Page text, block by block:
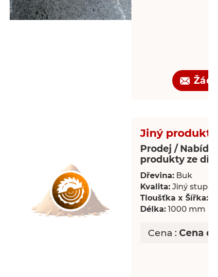
Jiný produkt
Prodej /
produkty ze
Dřevina: Buk
Kvalita: Jiný
Tloušťka x Šířka:
Délka: 1000 mm
Cena : Cena